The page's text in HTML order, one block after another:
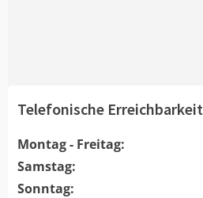
Telefonische Erreichbarkeit
Montag - Freitag:
Samstag:
Sonntag: